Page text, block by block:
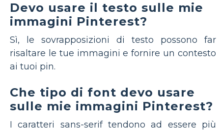
Devo usare il testo sulle mie
immagini Pinterest?
Sì, le sovrapposizioni di testo possono far
risaltare le tue immagini e fornire un contesto
ai tuoi pin.
Che tipo di font devo usare
sulle mie immagini Pinterest?
I caratteri sans-serif tendono ad essere più